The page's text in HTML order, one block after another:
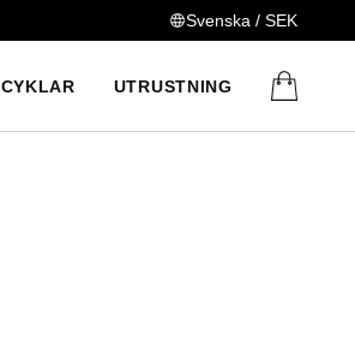
Svenska / SEK
CYKLAR UTRUSTNING